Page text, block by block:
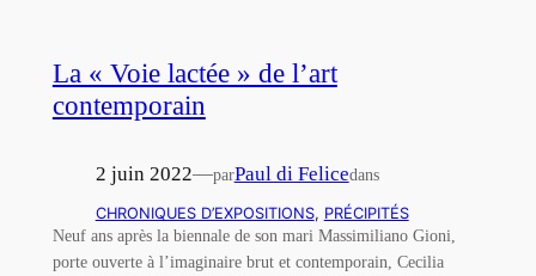
La « Voie lactée » de l’art
contemporain
2 juin 2022—parPaul di Felicedans
CHRONIQUES D’EXPOSITIONS, PRÉCIPITÉS
Neuf ans après la biennale de son mari Massimiliano Gioni,
porte ouverte à l’imaginaire brut et contemporain, Cecilia